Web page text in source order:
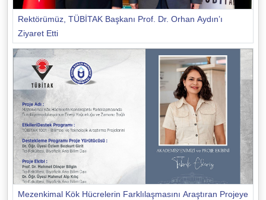
Rektörümüz, TÜBİTAK Başkanı Prof. Dr. Orhan Aydın’ı
Ziyaret Etti
Mezenkimal Kök Hücrelerin Farklılaşmasını Araştıran Projeye